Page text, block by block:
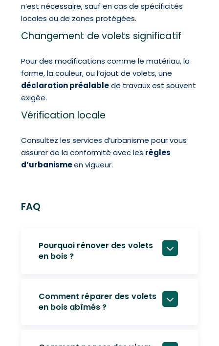
n’est nécessaire, sauf en cas de spécificités
locales ou de zones protégées.
Changement de volets significatif
Pour des modifications comme le matériau, la
forme, la couleur, ou l’ajout de volets, une
déclaration préalablede travaux est souvent
exigée.
Vérification locale
Consultez les services d’urbanisme pour vous
assurer de la conformité avec les règles
d’urbanismeen vigueur.
FAQ
Pourquoi rénover des volets
en bois ?
Comment réparer des volets
en bois abîmés ?